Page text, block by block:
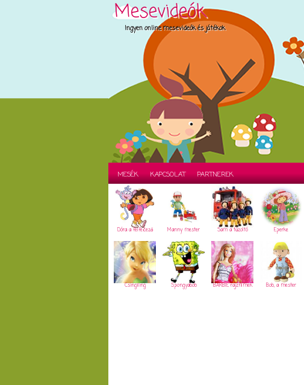
Mesevideók
Ingyen online mesevideók és játékok
MESÉK KAPCSOLAT PARTNEREK
Dóra a felfedező Manny mester Sam a tűzoltó Eperke
Csingiling Spongyabob BARBIE rajzfilmek Bob, a mester